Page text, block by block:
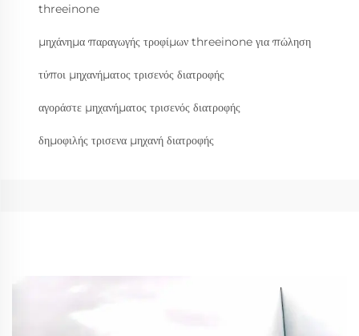
threeinone
μηχάνημα παραγωγής τροφίμων threeinone για πώληση
τύποι μηχανήματος τρισενός διατροφής
αγοράστε μηχανήματος τρισενός διατροφής
δημοφιλής τρισενα μηχανή διατροφής